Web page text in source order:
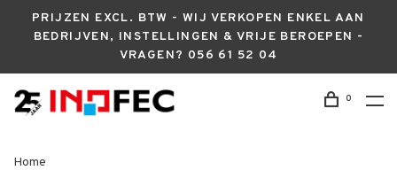
PRIJZEN EXCL. BTW - WIJ VERKOPEN ENKEL AAN
BEDRIJVEN, INSTELLINGEN & VRIJE BEROEPEN -
VRAGEN? 056 61 52 04
0
Home